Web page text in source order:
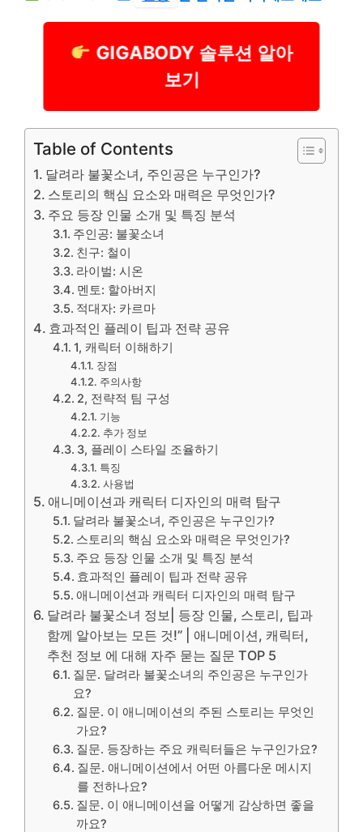
GIGABODY 솔루션 알아
보기
Table of Contents
달려라 불꽃소녀, 주인공은 누구인가?
스토리의 핵심 요소와 매력은 무엇인가?
주요 등장 인물 소개 및 특징 분석
주인공: 불꽃소녀
친구: 철이
라이벌: 시온
멘토: 할아버지
적대자: 카르마
효과적인 플레이 팁과 전략 공유
1, 캐릭터 이해하기
장점
주의사항
2, 전략적 팀 구성
기능
추가 정보
3, 플레이 스타일 조율하기
특징
사용법
애니메이션과 캐릭터 디자인의 매력 탐구
달려라 불꽃소녀, 주인공은 누구인가?
스토리의 핵심 요소와 매력은 무엇인가?
주요 등장 인물 소개 및 특징 분석
효과적인 플레이 팁과 전략 공유
애니메이션과 캐릭터 디자인의 매력 탐구
달려라 불꽃소녀 정보| 등장 인물, 스토리, 팁과
함께 알아보는 모든 것!” | 애니메이션, 캐릭터,
추천 정보 에 대해 자주 묻는 질문 TOP 5
질문. 달려라 불꽃소녀의 주인공은 누구인가
요?
질문. 이 애니메이션의 주된 스토리는 무엇인
가요?
질문. 등장하는 주요 캐릭터들은 누구인가요?
질문. 애니메이션에서 어떤 아름다운 메시지
를 전하나요?
질문. 이 애니메이션을 어떻게 감상하면 좋을
까요?